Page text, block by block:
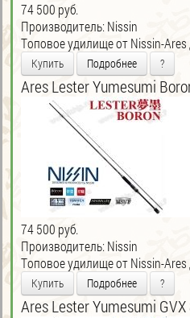
74 500 руб.
Производитель:Nissin
Tоповое удилище от Nissin-
Купить Подробнее ?
Ares Lester Yumesumi
74 500 руб.
Производитель:Nissin
Tоповое удилище от Nissin-
Купить Подробнее ?
Ares Lester Yumesumi